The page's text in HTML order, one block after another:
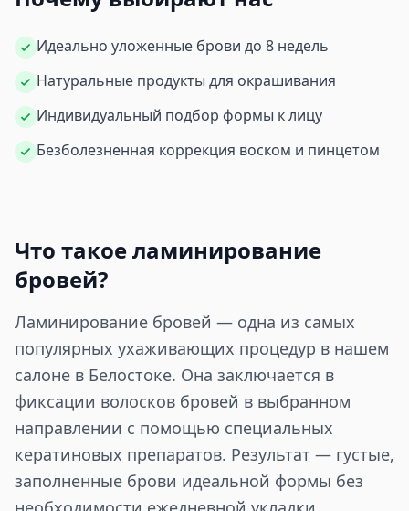
Идеально уложенные брови до 8 недель
Натуральные продукты для окрашивания
Индивидуальный подбор формы к лицу
Безболезненная коррекция воском и пинцетом
Что такое ламинирование
бровей?
Ламинирование бровей — одна из самых
популярных ухаживающих процедур в нашем
салоне в Белостоке. Она заключается в
фиксации волосков бровей в выбранном
направлении с помощью специальных
кератиновых препаратов. Результат — густые,
заполненные брови идеальной формы без